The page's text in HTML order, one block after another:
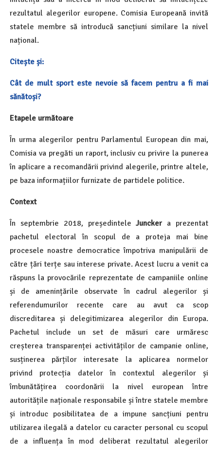
rezultatul alegerilor europene. Comisia Europeană invită
statele membre să introducă sancțiuni similare la nivel
național.
Citește și:
Cât de mult sport este nevoie să facem pentru a fi mai
sănătoși?
Etapele următoare
În urma alegerilor pentru Parlamentul European din mai,
Comisia va pregăti un raport, inclusiv cu privire la punerea
în aplicare a recomandării privind alegerile, printre altele,
pe baza informațiilor furnizate de partidele politice.
Context
În septembrie 2018, președinteleJuncker a prezentat
pachetul electoral în scopul de a proteja mai bine
procesele noastre democratice împotriva manipulării de
către țări terțe sau interese private. Acest lucru a venit ca
răspuns la provocările reprezentate de campaniile online
și de amenințările observate în cadrul alegerilor și
referendumurilor recente care au avut ca scop
discreditarea și delegitimizarea alegerilor din Europa.
Pachetul include un set de măsuri care urmăresc
creșterea transparenței activităților de campanie online,
susținerea părților interesate la aplicarea normelor
privind protecția datelor în contextul alegerilor și
îmbunătățirea coordonării la nivel european între
autoritățile naționale responsabile și între statele membre
și introduc posibilitatea de a impune sancțiuni pentru
utilizarea ilegală a datelor cu caracter personal cu scopul
de a influența în mod deliberat rezultatul alegerilor